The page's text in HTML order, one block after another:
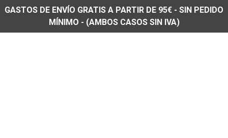
GASTOS DE ENVÍO GRATIS A PARTIR DE 95€ - SIN PEDIDO
MÍNIMO - (AMBOS CASOS SIN IVA)